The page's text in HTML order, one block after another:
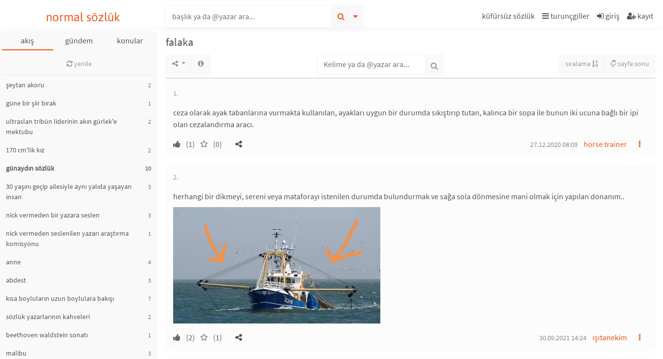
normal sözlük küfürsüz sözlük turunçgiller giriş kayıt
akış gündem konular
yenile
şeytan akoru 2
güne bir şiir bırak 1
ultraslan tribün liderinin akın gürlek'e
mektubu
2
170 cm'lik kız 2
günaydın sözlük 10
30 yaşını geçip ailesiyle aynı yalıda yaşayan
insan
3
nick vermeden bir yazara seslen 3
nick vermeden seslenilen yazarı araştırma
komisyonu
1
anne 4
abdest 3
kısa boyluların uzun boylulara bakışı 7
sözlük yazarlarının kahveleri 2
beethoven waldstein sonatı 1
malibu 3
falaka
sıralama sayfa sonu
1.
ceza olarak ayak tabanlarına vurmakta kullanılan, ayakları uygun bir durumda sıkıştırıp tutan, kalınca bir sopa ile bunun iki ucuna bağlı bir ipi
olan cezalandırma aracı.
(1)
(0) horse trainer
27.12.2020 08:09
2.
herhangi bir dikmeyi, sereni veya mataforayı istenilen durumda bulundurmak ve sağa sola dönmesine mani olmak için yapılan donanım..
(2) (1) ışıtanekim
30.09.2021 14:24